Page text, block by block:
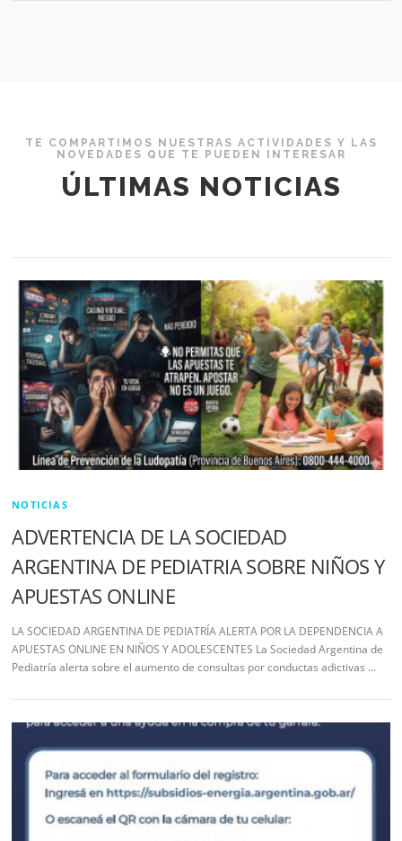
TE COMPARTIMOS NUESTRAS ACTIVIDADES Y LAS
NOVEDADES QUE TE PUEDEN INTERESAR
ÚLTIMAS NOTICIAS
NOTICIAS
ADVERTENCIA DE LA SOCIEDAD
ARGENTINA DE PEDIATRIA SOBRE NIÑOS Y
APUESTAS ONLINE
LA SOCIEDAD ARGENTINA DE PEDIATRÍA ALERTA POR LA DEPENDENCIA A
APUESTAS ONLINE EN NIÑOS Y ADOLESCENTES La Sociedad Argentina de
Pediatría alerta sobre el aumento de consultas por conductas adictivas …